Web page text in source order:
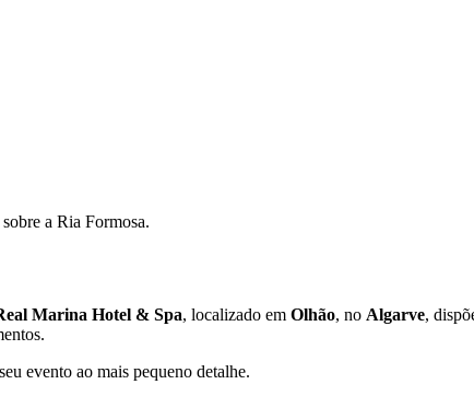
a Ria Formosa.
Marina Hotel & Spa, localizado em Olhão, no Algarve,
evento ao mais pequeno detalhe.